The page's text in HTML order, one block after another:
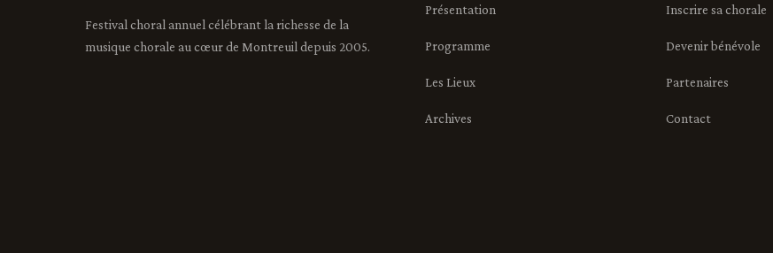
Festival choral annuel célébrant la richesse de la
musique chorale au cœur de Montreuil depuis 2005.
Présentation
Programme
Les Lieux
Archives
Inscrire sa chorale
Devenir bénévole
Partenaires
Contact